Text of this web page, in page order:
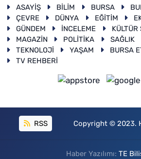
ASAYİŞ BİLİM BURSA
ÇEVRE
DÜNYA EĞİTİM
GÜNDEM
İNCELEME
KÜLTÜR
MAGAZİN
POLİTİKA SAĞLIK
TEKNOLOJİ
YAŞAM
BURSA
TV REHBERİ
RSS Copyright © 2023.
Haber Yazılımı: TE